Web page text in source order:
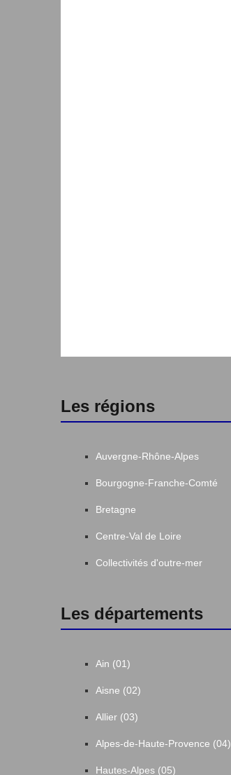
Les régions
Auvergne-Rhône-Alpes
Bourgogne-Franche-Comté
Bretagne
Centre-Val de Loire
Collectivités d'outre-mer
Les départements
Ain (01)
Aisne (02)
Allier (03)
Alpes-de-Haute-Provence (04)
Hautes-Alpes (05)